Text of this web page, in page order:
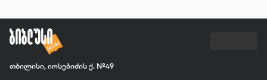
თბილისი, იოსებიძის ქ. №49